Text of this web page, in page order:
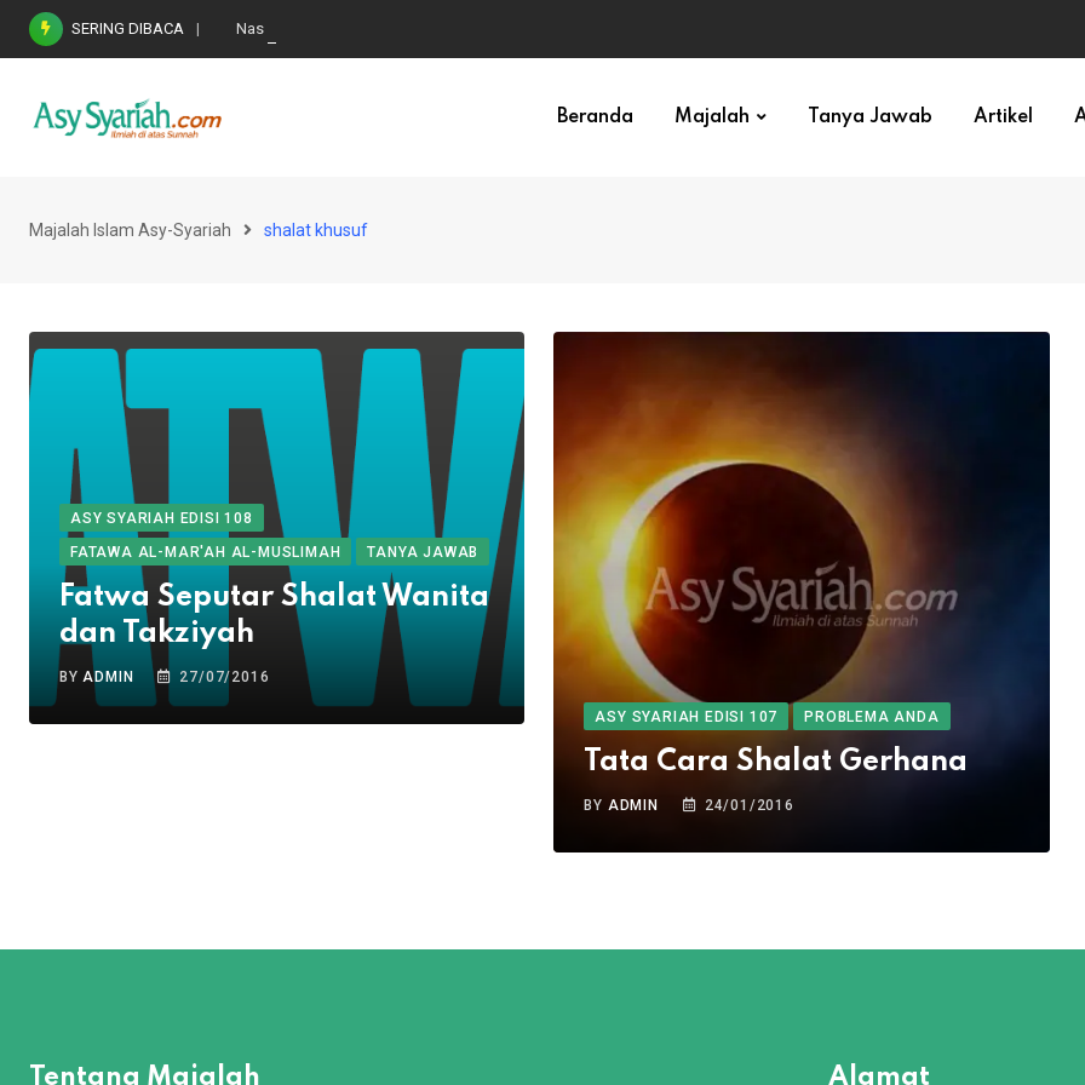
Skip
SERING DIBACA Nasihat Emas di Masa Fitnah (Ujian/Perselisihan)
Beranda Majalah Tanya Jawab Artikel
Majalah Islam Asy-Syariah shalat khusuf
ASY SYARIAH EDISI 108
FATAWA AL-MAR'AH AL-MUSLIMAH
TANYA JAWAB
Fatwa Seputar Shalat Wanita
dan Takziyah
BYADMIN 27/07/2016
ASY SYARIAH EDISI 107 PROBLEMA ANDA
Tata Cara Shalat Gerhana
BY ADMIN 24/01/2016
Tentang Majalah Alamat